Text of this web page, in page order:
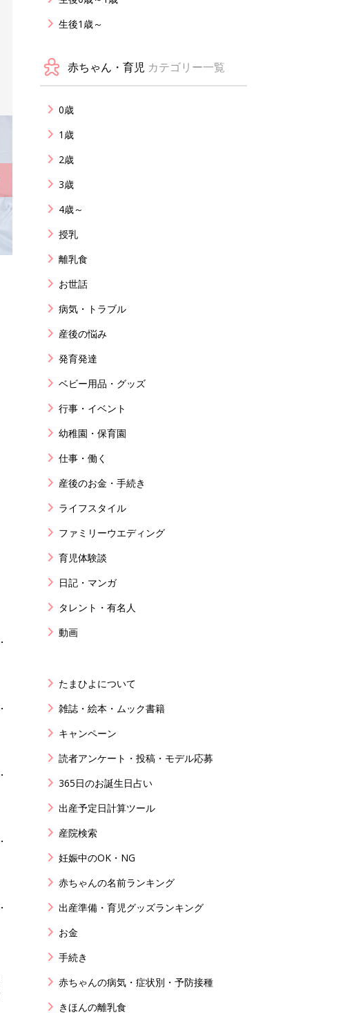
生後1歳～
赤ちゃん・育児 カテゴリー一覧
0歳
1歳
2歳
3歳
4歳～
授乳
離乳食
お世話
病気・トラブル
産後の悩み
発育発達
ベビー用品・グッズ
行事・イベント
幼稚園・保育園
仕事・働く
産後のお金・手続き
ライフスタイル
ファミリーウエディング
育児体験談
日記・マンガ
タレント・有名人
動画
たまひよについて
雑誌・絵本・ムック書籍
キャンペーン
読者アンケート・投稿・モデル応募
365日のお誕生日占い
出産予定日計算ツール
産院検索
妊娠中のOK・NG
赤ちゃんの名前ランキング
出産準備・育児グッズランキング
お金
手続き
赤ちゃんの病気・症状別・予防接種
きほんの離乳食